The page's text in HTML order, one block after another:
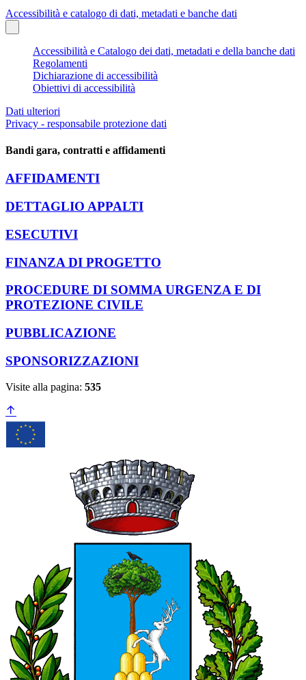
Accessibilità e catalogo di dati, metadati e banche dati
Accessibilità e Catalogo dei dati, metadati e della banche dati
Regolamenti
Dichiarazione di accessibilità
Obiettivi di accessibilità
Dati ulteriori
Privacy - responsabile protezione dati
Bandi gara, contratti e affidamenti
AFFIDAMENTI
DETTAGLIO APPALTI
ESECUTIVI
FINANZA DI PROGETTO
PROCEDURE DI SOMMA URGENZA E DI
PROTEZIONE CIVILE
PUBBLICAZIONE
SPONSORIZZAZIONI
Visite alla pagina: 535